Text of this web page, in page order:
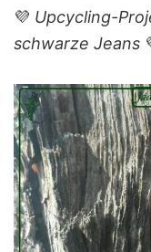
💜 Upcycling-
schwarze Jeans